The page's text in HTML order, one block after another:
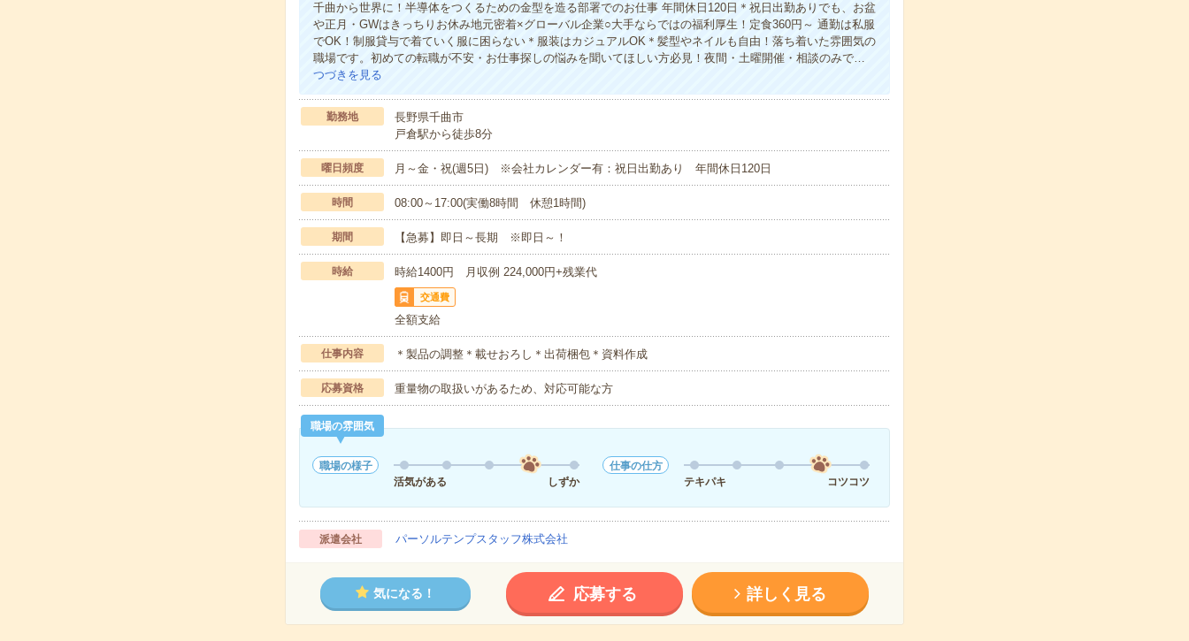
千曲から世界に！半導体をつくるための金型を造る部署でのお仕事 年間休日120日＊祝日出勤ありでも、お盆
や正月・GWはきっちりお休み地元密着×グローバル企業○大手ならではの福利厚生！定食360円～ 通勤は私服
でOK！制服貸与で着ていく服に困らない＊服装はカジュアルOK＊髪型やネイルも自由！落ち着いた雰囲気の
職場です。初めての転職が不安・お仕事探しの悩みを聞いてほしい方必見！夜間・土曜開催・相談のみで…
つづきを見る
勤務地
長野県千曲市
戸倉駅から徒歩8分
曜日頻度 月～金・祝(週5日) ※会社カレンダー有：祝日出勤あり 年間休日120日
時間 08:00～17:00(実働8時間 休憩1時間)
期間 【急募】即日～長期 ※即日～！
時給 時給1400円 月収例 224,000円+残業代
交通費
全額支給
仕事内容 ＊製品の調整＊載せおろし＊出荷梱包＊資料作成
応募資格 重量物の取扱いがあるため、対応可能な方
職場の雰囲気
職場の様子
活気がある
しずか
仕事の仕方
テキパキ
コツコツ
派遣会社 パーソルテンプスタッフ株式会社
気になる！ 応募する 詳しく見る